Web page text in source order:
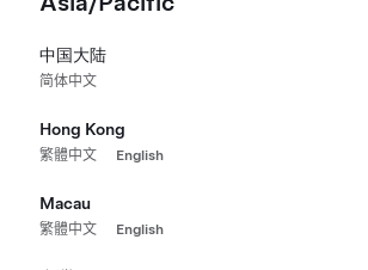
中国大陆
简体中文
Hong Kong
繁體中文 English
Macau
繁體中文 English
nous en Californie
est le centre de production de la Model 3, la
et constitue l’un des plus grands sites de
tous les niveaux, et nous proposons un régime
401(k) avec contribution de l’employeur, des
une couverture médicale, dentaire et optique
et bien plus encore.